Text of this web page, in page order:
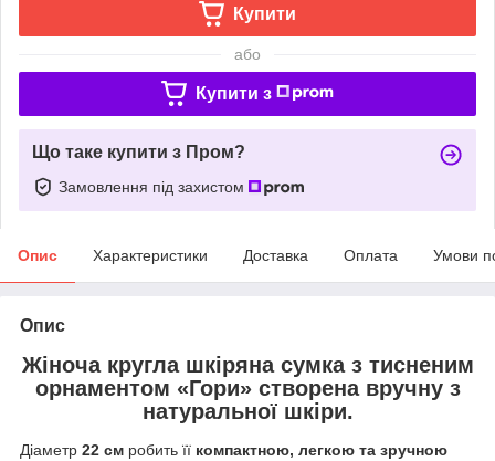
Купити
або
Купити з
Що таке купити з Пром?
Замовлення під захистом
Опис Характеристики Доставка Оплата Умови
Опис
Жіноча кругла шкіряна сумказ тисненим
орнаментом «Гори»створена вручнуз
натуральної шкіри.
Діаметр 22 см робить її компактною, легкою та зручною